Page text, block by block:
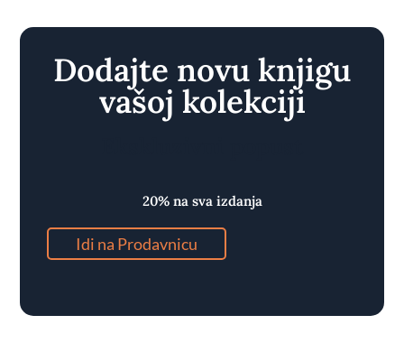
Dodajte novu knjigu
vašoj kolekciji
20% na sva izdanja
Idi na Prodavnicu